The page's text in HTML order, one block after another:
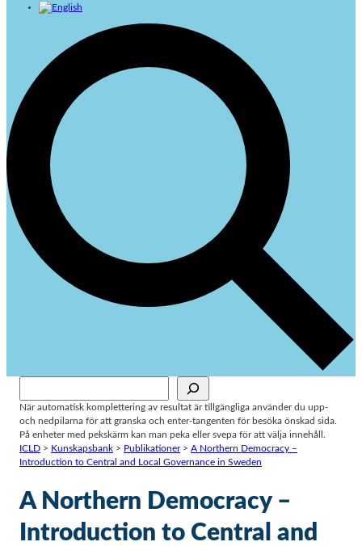
När automatisk komplettering av resultat är tillgängliga använder du upp-
och nedpilarna för att granska och enter-tangenten för besöka önskad sida.
På enheter med pekskärm kan man peka eller svepa för att välja innehåll.
ICLD > Kunskapsbank > Publikationer> A Northern Democracy –
Introduction to Central and Local Governance in Sweden
A Northern Democracy –
Introduction to Central and